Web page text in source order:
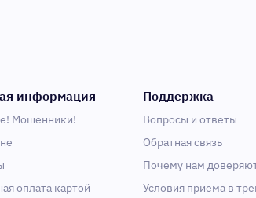
информация
Мошенники!
оплата картой
Поддержка
Вопросы и ответы
Обратная связь
Почему нам
Условия приема в